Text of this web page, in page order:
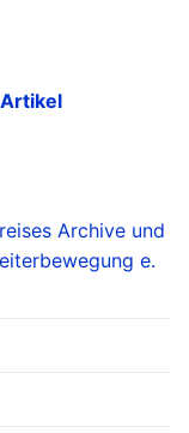
Archive und
e.